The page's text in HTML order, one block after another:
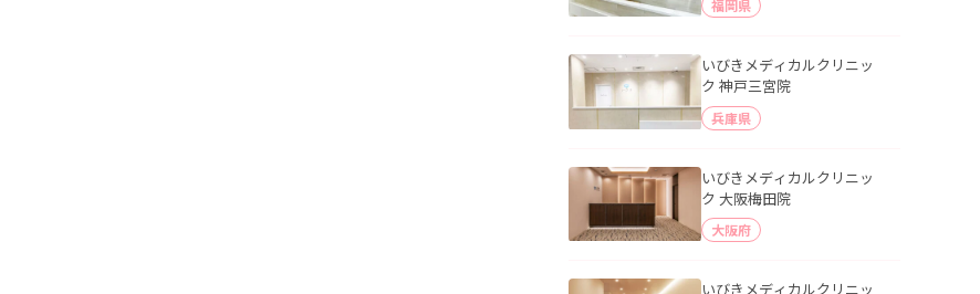
福岡県
いびきメディカルクリニッ
ク 神戸三宮院
兵庫県
いびきメディカルクリニッ
ク 大阪梅田院
大阪府
いびきメディカルクリニッ